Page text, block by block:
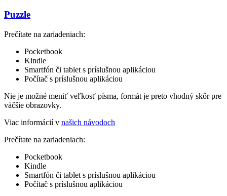
Puzzle
Prečítate na zariadeniach:
Pocketbook
Kindle
Smartfón či tablet s príslušnou aplikáciou
Počítač s príslušnou aplikáciou
Nie je možné meniť veľkosť písma, formát je preto vhodný skôr pre
väčšie obrazovky.
Viac informácií v našich návodoch
Prečítate na zariadeniach:
Pocketbook
Kindle
Smartfón či tablet s príslušnou aplikáciou
Počítač s príslušnou aplikáciou